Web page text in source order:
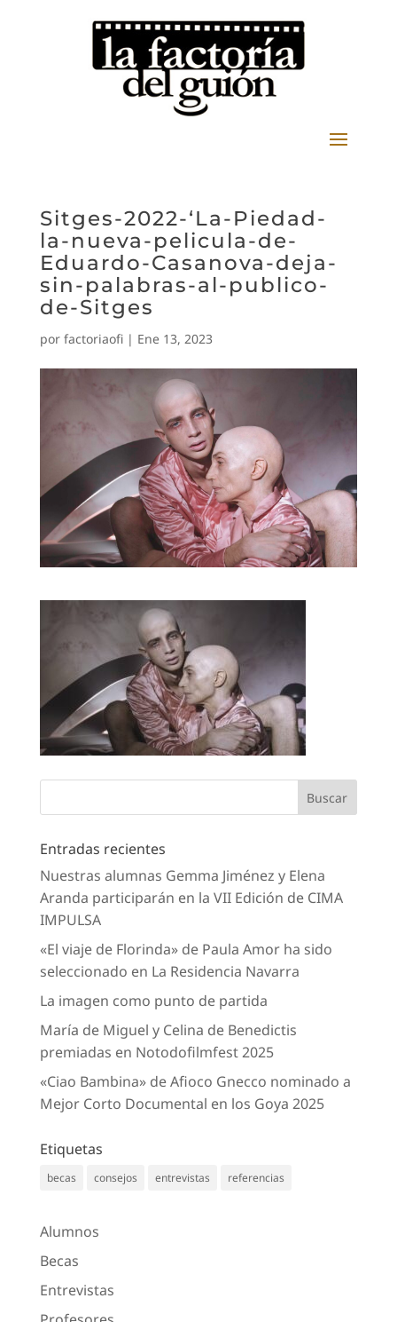
Sitges-2022-‘La-Piedad-
la-nueva-pelicula-de-
Eduardo-Casanova-deja-
sin-palabras-al-publico-
de-Sitges
por factoriaofi| Ene 13, 2023
Entradas recientes
Nuestras alumnas Gemma Jiménez y Elena
Aranda participarán en la VII Edición de CIMA
IMPULSA
«El viaje de Florinda» de Paula Amor ha sido
seleccionado en La Residencia Navarra
La imagen como punto de partida
María de Miguel y Celina de Benedictis
premiadas en Notodofilmfest 2025
«Ciao Bambina» de Afioco Gnecco nominado a
Mejor Corto Documental en los Goya 2025
Etiquetas
becas consejos entrevistas referencias
Alumnos
Becas
Entrevistas